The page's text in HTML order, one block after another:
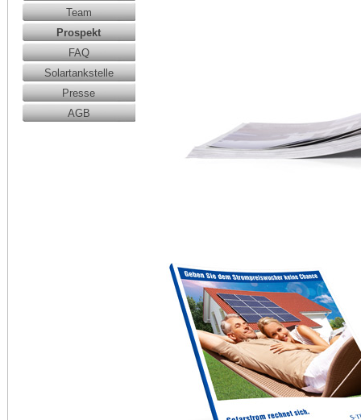
Team
Prospekt
FAQ
Solartankstelle
Presse
AGB